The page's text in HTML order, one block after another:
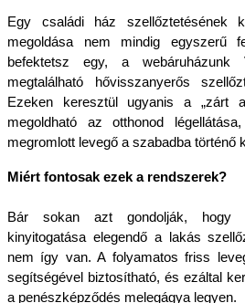
Egy családi ház szellőztetésének
megoldása nem mindig egyszerű
befektetsz egy, a webáruházunk
megtalálható hővisszanyerős
Ezeken keresztül ugyanis a „zárt
megoldható az otthonod
megromlott levegő a szabadba történő
Miért fontosak ezek a rendszerek?
Bár sokan azt gondolják, hogy
kinyitogatása elegendő a lakás
nem így van. A folyamatos friss
segítségével biztosítható, és ezáltal
a penészképződés melegágya legyen.